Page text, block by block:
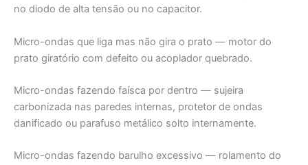
no diodo de alta tensão ou no capacitor.
Micro-ondas que liga mas não gira o prato — motor do
prato giratório com defeito ou acoplador quebrado.
Micro-ondas fazendo faísca por dentro — sujeira
carbonizada nas paredes internas, protetor de ondas
danificado ou parafuso metálico solto internamente.
Micro-ondas fazendo barulho excessivo — rolamento do